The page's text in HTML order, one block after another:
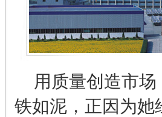
用质量创造市场
铁如泥，正因为她